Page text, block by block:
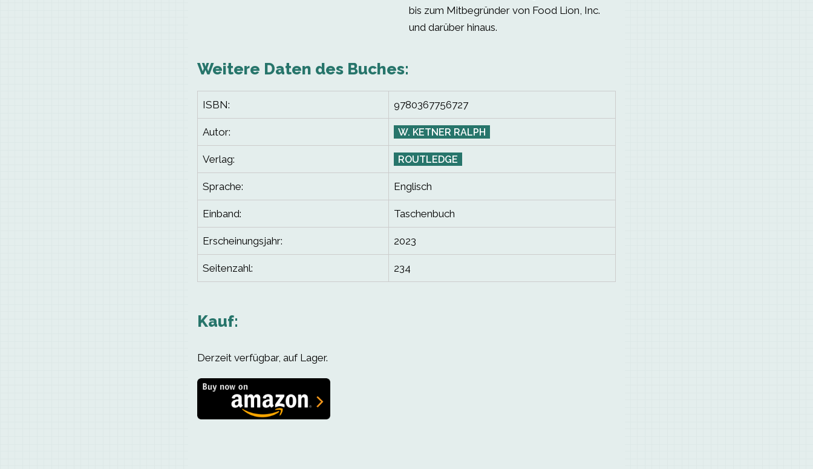
bis zum Mitbegründer von Food Lion, Inc.
und darüber hinaus.
Weitere Daten des Buches:
ISBN: 9780367756727
Autor: W. KETNER RALPH
Verlag: ROUTLEDGE
Sprache: Englisch
Einband: Taschenbuch
Erscheinungsjahr: 2023
Seitenzahl: 234
Kauf:
Derzeit verfügbar, auf Lager.